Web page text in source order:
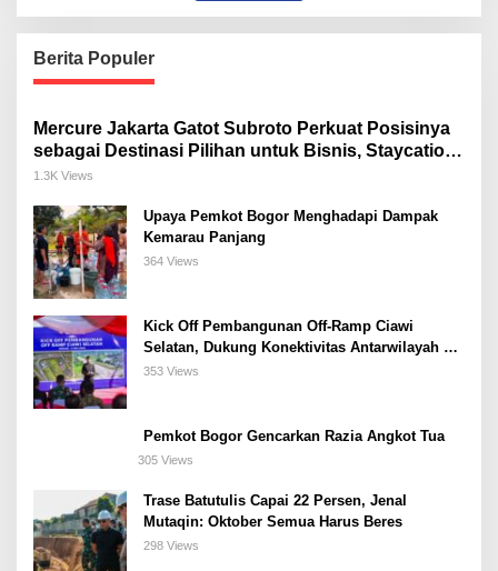
Berita Populer
Mercure Jakarta Gatot Subroto Perkuat Posisinya
sebagai Destinasi Pilihan untuk Bisnis, Staycation,
Meeting, dan Kuliner di Jakarta Selatan
1.3K Views
Upaya Pemkot Bogor Menghadapi Dampak
Kemarau Panjang
364 Views
Kick Off Pembangunan Off-Ramp Ciawi
Selatan, Dukung Konektivitas Antarwilayah di
Bogor Selatan
353 Views
Pemkot Bogor Gencarkan Razia Angkot Tua
305 Views
Trase Batutulis Capai 22 Persen, Jenal
Mutaqin: Oktober Semua Harus Beres
298 Views